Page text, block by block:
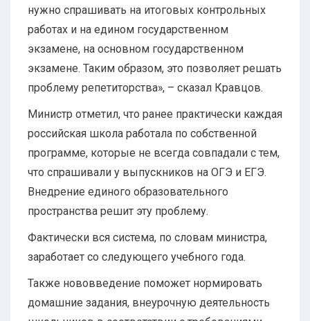
нужно спрашивать на итоговых контрольных
работах и на едином государственном
экзамене, на основном государственном
экзамене. Таким образом, это позволяет решать
проблему репетиторства», – сказал Кравцов.
Министр отметил, что ранее практически каждая
российская школа работала по собственной
программе, которые не всегда совпадали с тем,
что спрашивали у выпускников на ОГЭ и ЕГЭ.
Внедрение единого образовательного
пространства решит эту проблему.
Фактически вся система, по словам министра,
заработает со следующего учебного года.
Также нововведение поможет нормировать
домашние задания, внеурочную деятельность